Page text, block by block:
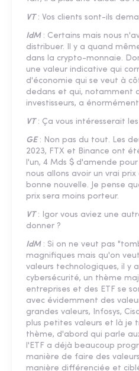
VT: Vos clients sont-ils
IdM: Certains mais nous
distribuer. Il y a quand
dans la crypto-monnaie.
une valeur indicative qui
d'économie qui se veut à
dedans et qui, notamment
investisseurs, a
VT: Ça vous intéresserait les
GE: Non pas du tout. Les
2023, FTX et Binance ont
l'un, 4 Mds $ d'amende
nous allons avoir un vrai
bonne nouvelle. Je pense
prix sera moins porteur.
VT: Igor vous aviez une
donner ?
IdM: Si on ne veut pas
magnifiques mais qu'on
valeurs technologiques, il y
cybersécurité, un thème
entreprises et des ETF se
avec évidemment des
grandes valeurs, Infosys,
plus petites valeurs et là je
thème, d'abord qui parle
l'ETF a déjà beaucoup
manière de faire des
manière différenciée et